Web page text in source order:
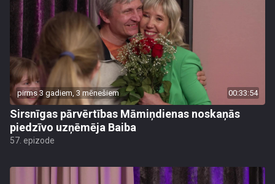
pirms 3 gadiem, 3 mēnešiem 00:33:54
Sirsnīgas pārvērtības Māmiņdienas noskaņās
piedzīvo uzņēmēja Baiba
57. epizode